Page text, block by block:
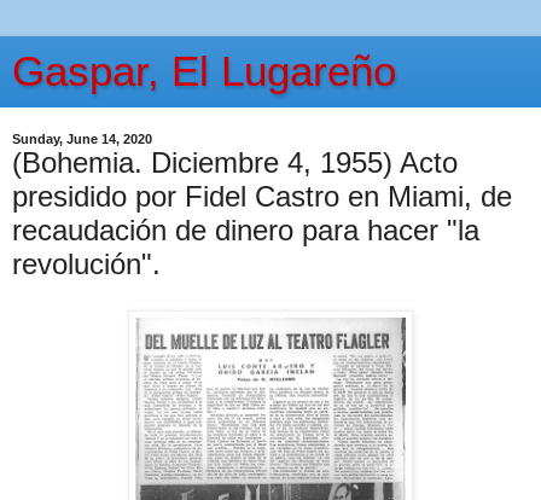
Gaspar, El Lugareño
Sunday, June 14, 2020
(Bohemia. Diciembre 4, 1955) Acto
presidido por Fidel Castro en Miami, de
recaudación de dinero para hacer "la
revolución".